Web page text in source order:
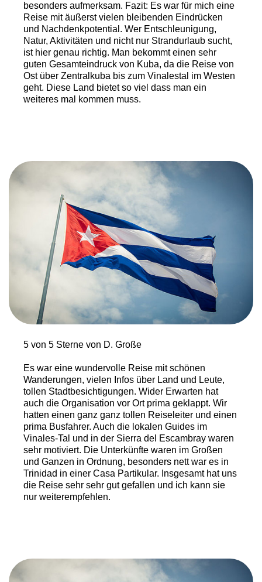
besonders aufmerksam. Fazit: Es war für mich eine
Reise mit äußerst vielen bleibenden Eindrücken
und Nachdenkpotential. Wer Entschleunigung,
Natur, Aktivitäten und nicht nur Strandurlaub sucht,
ist hier genau richtig. Man bekommt einen sehr
guten Gesamteindruck von Kuba, da die Reise von
Ost über Zentralkuba bis zum Vinalestal im Westen
geht. Diese Land bietet so viel dass man ein
weiteres mal kommen muss.
5 von 5 Sterne von D. Große
Es war eine wundervolle Reise mit schönen
Wanderungen, vielen Infos über Land und Leute,
tollen Stadtbesichtigungen. Wider Erwarten hat
auch die Organisation vor Ort prima geklappt. Wir
hatten einen ganz ganz tollen Reiseleiter und einen
prima Busfahrer. Auch die lokalen Guides im
Vinales-Tal und in der Sierra del Escambray waren
sehr motiviert. Die Unterkünfte waren im Großen
und Ganzen in Ordnung, besonders nett war es in
Trinidad in einer Casa Partikular. Insgesamt hat uns
die Reise sehr sehr gut gefallen und ich kann sie
nur weiterempfehlen.